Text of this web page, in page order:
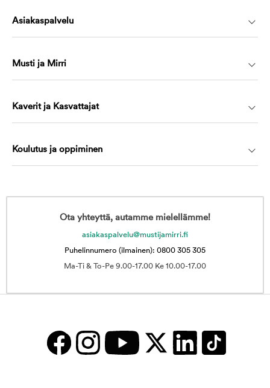
Asiakaspalvelu
Musti ja Mirri
Kaverit ja Kasvattajat
Koulutus ja oppiminen
Ota yhteyttä, autamme mielellämme!
asiakaspalvelu@mustijamirri.fi
Puhelinnumero (ilmainen): 0800 305 305
Ma-Ti & To-Pe 9.00-17.00 Ke 10.00-17.00